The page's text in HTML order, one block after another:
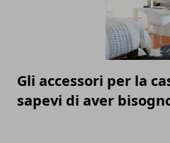
Gli accessori per la
sapevi di aver